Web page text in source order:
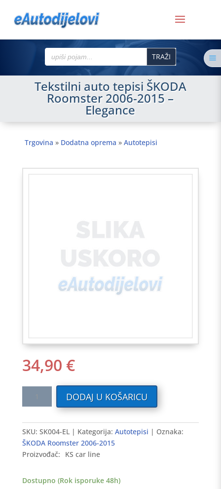
Search
for:
Tekstilni auto tepisi ŠKODA
Roomster 2006-2015 –
Elegance
Trgovina » Dodatna oprema » Autotepisi
34,90 €
ŠKODA
Roomster
2006-
2015
Elegance
DODAJ U KOŠARICU
SKU: SK004-EL Kategorija: Autotepisi
Oznaka:
ŠKODA Roomster 2006-2015
Proizvođač:
KS car line
Dostupno (Rok isporuke 48h)
a